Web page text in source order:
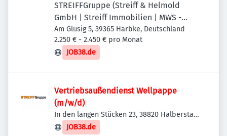
STREIFFGruppe (Streiff & Helmold
GmbH | Streiff Immobilien | MWS -
Mechanische Werkstatt Streiff GmbH &
Co. KG)
Am Glüsig 5, 39365 Harbke, Deutschland
2.250 € - 2.450 € pro Monat
JOB38.de
Vertriebsaußendienst Wellpappe
(m/w/d)
In den langen Stücken 23, 38820 Halberstadt,
Deutschland
JOB38.de